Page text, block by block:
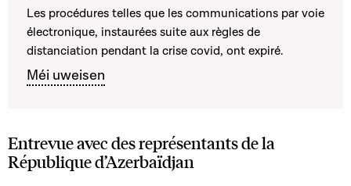
Les procédures telles que les communications par voie
électronique, instaurées suite aux règles de
distanciation pendant la crise covid, ont expiré.
Méi uweisen
Entrevue avec des représentants de la
République d’Azerbaïdjan